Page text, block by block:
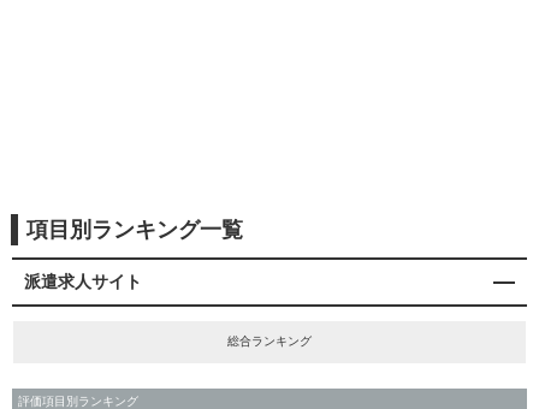
項目別ランキング一覧
派遣求人サイト
総合ランキング
評価項目別ランキング